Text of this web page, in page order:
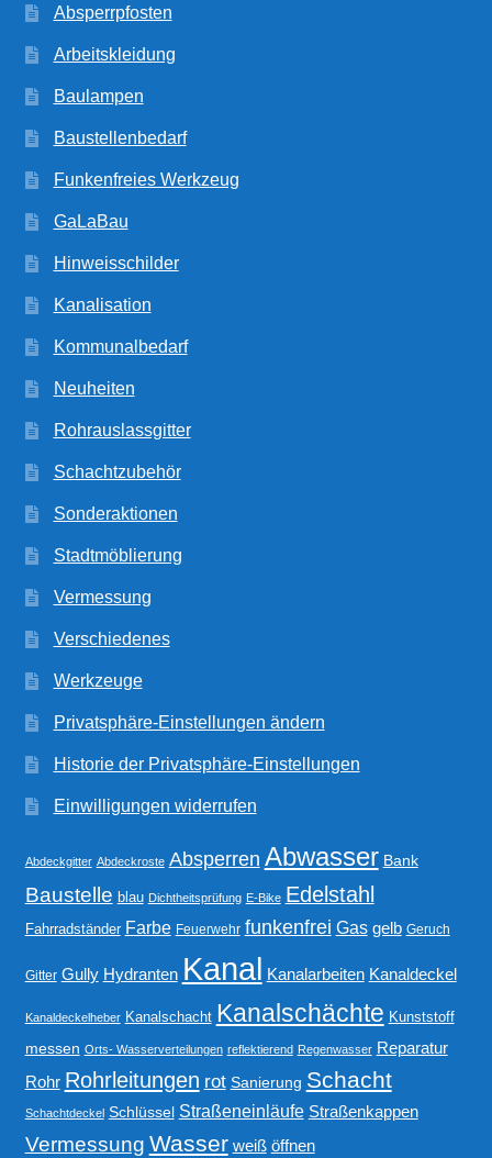
Absperrpfosten
Arbeitskleidung
Baulampen
Baustellenbedarf
Funkenfreies Werkzeug
GaLaBau
Hinweisschilder
Kanalisation
Kommunalbedarf
Neuheiten
Rohrauslassgitter
Schachtzubehör
Sonderaktionen
Stadtmöblierung
Vermessung
Verschiedenes
Werkzeuge
Privatsphäre-Einstellungen ändern
Historie der Privatsphäre-Einstellungen
Einwilligungen widerrufen
Abdeckgitter Abdeckroste Absperren Abwasser Bank
Baustelle blau Dichtheitsprüfung E-Bike Edelstahl
Fahrradständer Farbe Feuerwehr funkenfrei Gas gelb Geruch
Gitter Gully Hydranten Kanal Kanalarbeiten Kanaldeckel
Kanaldeckelheber Kanalschacht Kanalschächte Kunststoff
messen Orts- Wasserverteilungen reflektierend Regenwasser Reparatur
Rohr Rohrleitungen rot Sanierung Schacht
Schachtdeckel Schlüssel Straßeneinläufe Straßenkappen
Vermessung Wasser weiß öffnen